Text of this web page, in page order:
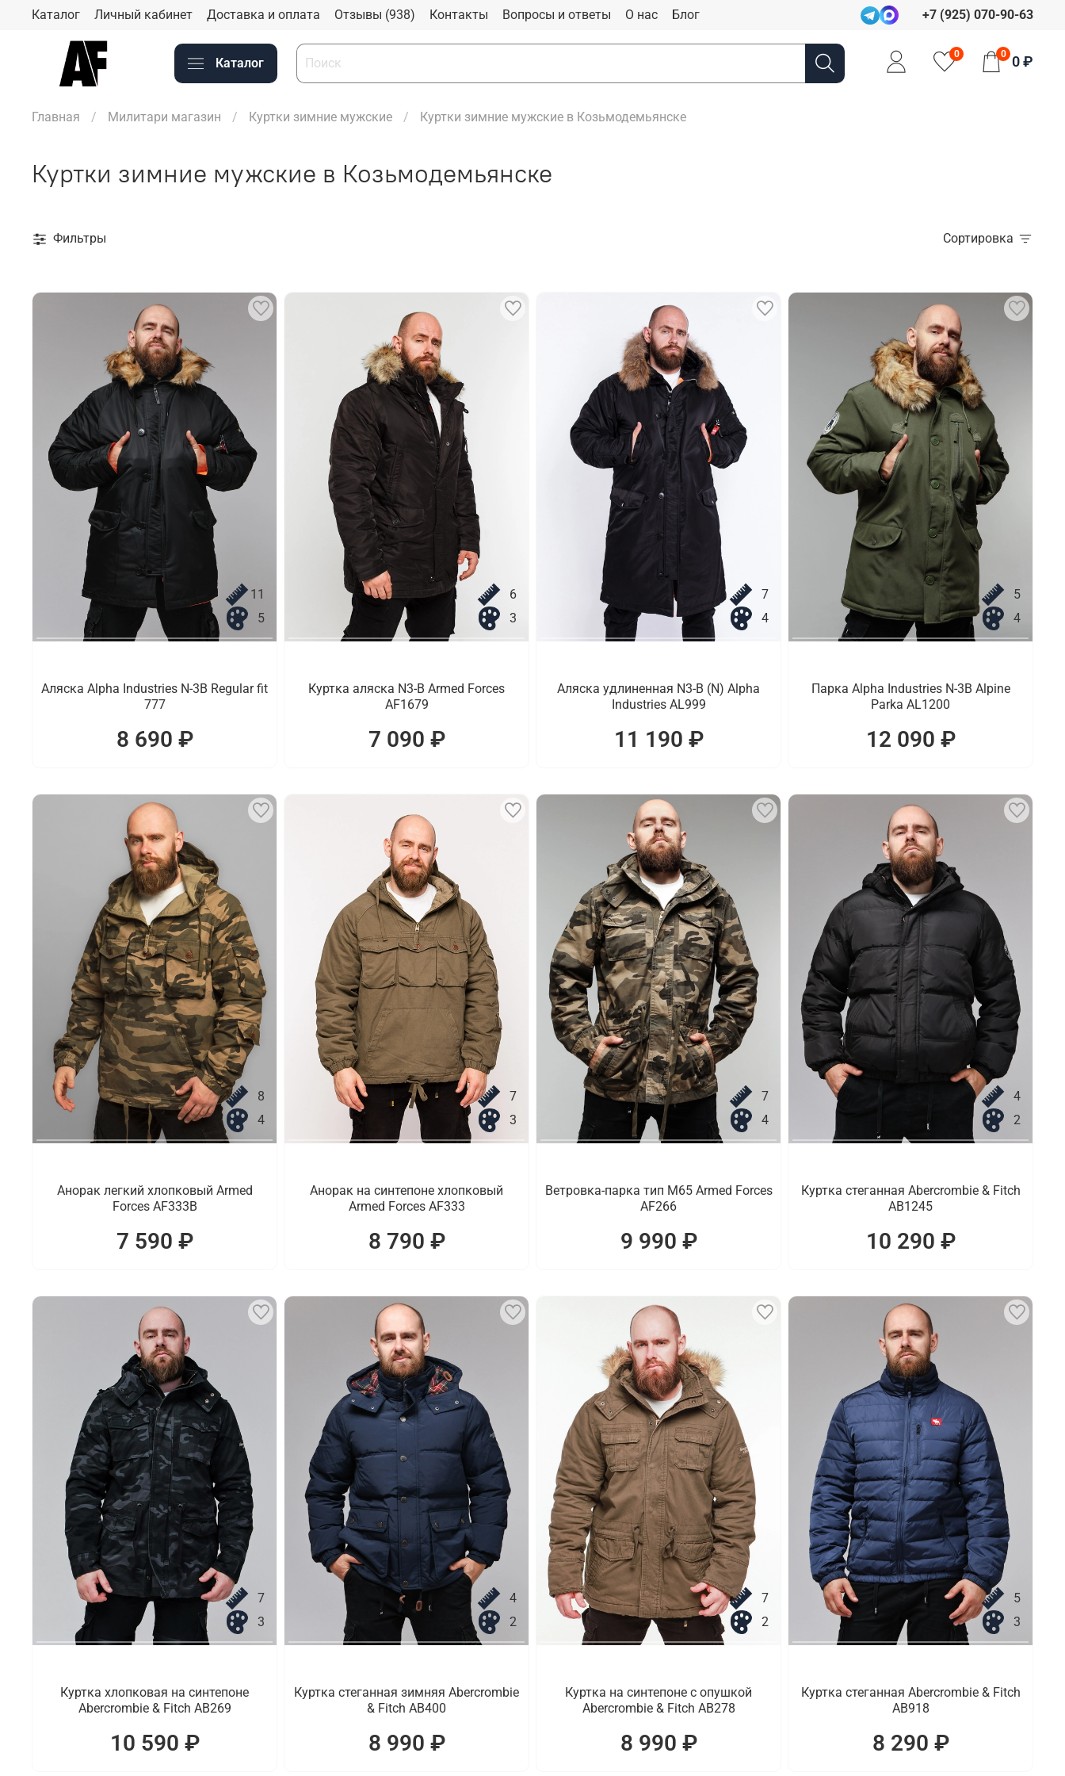
Каталог Личный кабинет Доставка и оплата Отзывы (938) Контакты Вопросы и ответы О нас Блог +7 (925) 070-90-63
Каталог
0 0 0 ₽
Главная Милитари магазин Куртки зимние мужские Куртки зимние мужские в Козьмодемьянске
Куртки зимние мужские в Козьмодемьянске
Фильтры Сортировка
11
5
Аляска Alpha Industries N-3B Regular fit
777
8 690 ₽
6
3
Куртка аляска N3-B Armed Forces
AF1679
7 090 ₽
7
4
Аляска удлиненная N3-B (N) Alpha
Industries AL999
11 190 ₽
5
4
Парка Alpha Industries N-3B Alpine
Parka AL1200
12 090 ₽
8
4
Анорак легкий хлопковый Armed
Forces AF333B
7 590 ₽
7
3
Анорак на синтепоне хлопковый
Armed Forces AF333
8 790 ₽
7
4
Ветровка-парка тип M65 Armed Forces
AF266
9 990 ₽
4
2
Куртка стеганная Abercrombie & Fitch
AB1245
10 290 ₽
7
3
Куртка хлопковая на синтепоне
Abercrombie & Fitch AB269
10 590 ₽
4
2
Куртка стеганная зимняя Abercrombie
& Fitch AB400
8 990 ₽
7
2
Куртка на синтепоне с опушкой
Abercrombie & Fitch AB278
8 990 ₽
5
3
Куртка стеганная Abercrombie & Fitch
AB918
8 290 ₽